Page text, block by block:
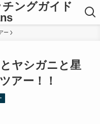
ングガイド
ー
ヤシガニと星
アー！！